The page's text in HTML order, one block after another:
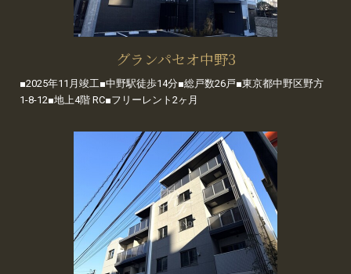
グランパセオ中野3
■2025年11月竣工■中野駅徒歩14分■総戸数26戸■東京都中野区野方
1-8-12■地上4階 RC■フリーレント2ヶ月